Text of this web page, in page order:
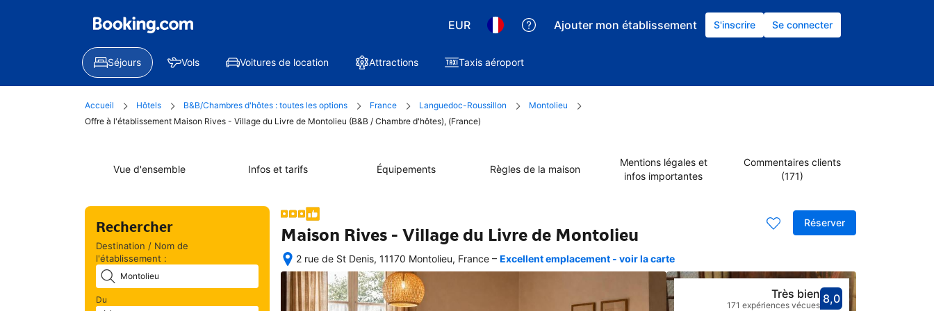
EUR Ajouter mon établissement S'inscrire Se connecter
Séjours Vols Voitures de location Attractions Taxis aéroport
Accueil Hôtels B&B/Chambres d'hôtes : toutes les options France Languedoc-Roussillon
Montolieu
Offre à l'établissement Maison Rives - Village du Livre de Montolieu (B&B / Chambre d'hôtes), (France)
Vue d'ensemble Infos et tarifs Équipements Règles de la maison
Mentions légales et
infos importantes
Commentaires clients
(171)
Rechercher
Destination / Nom de
l'établissement :
Du
Réserver
Maison Rives - Village du Livre de Montolieu
2 rue de St Denis, 11170 Montolieu, France
Excellente
situation
– Excellent emplacement - voir la carte
Avec une
8,0très bien
Très bien
171 expériences vécues